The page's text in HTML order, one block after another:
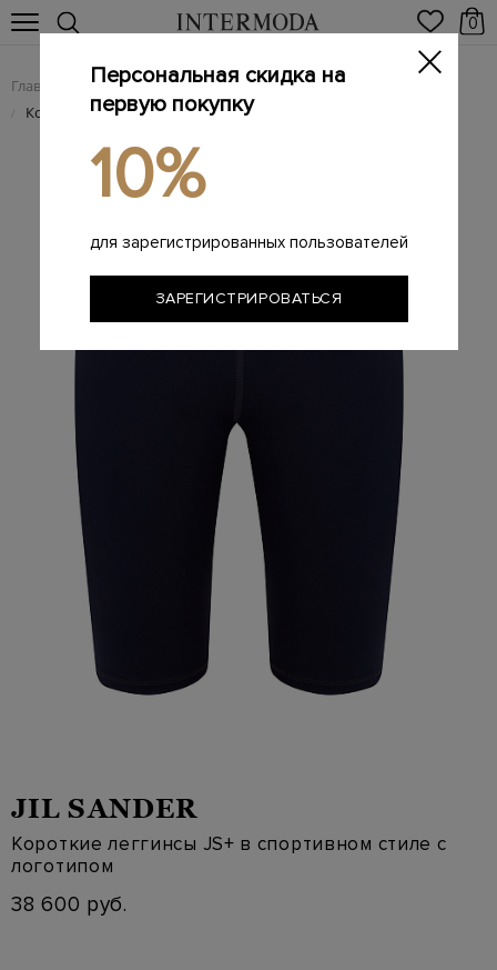
0
Главная Женщинам / Женская одежда / Женские шорты
/ Короткие леггинсы JS+ в спортивном стиле с логотипом
JIL SANDER
Короткие леггинсы JS+ в спортивном стиле с
логотипом
38 600 руб.
Персональная скидка на
первую покупку
10%
для зарегистрированных пользователей
ЗАРЕГИСТРИРОВАТЬСЯ